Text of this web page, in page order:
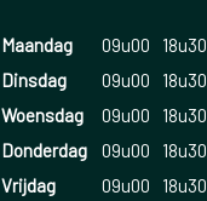
Maandag 09u00
18u30
Dinsdag
09u00
18u30
Woensdag
09u00
18u30
Donderdag
09u00
18u30
Vrijdag
09u00
18u30